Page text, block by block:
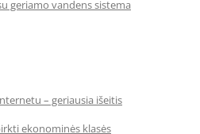
geriamo vandens sistema
– geriausia išeitis
ekonominės klasės